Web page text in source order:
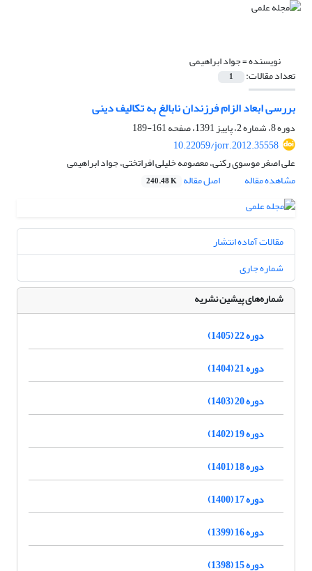
نویسنده =جواد ابراهیمی
تعداد مقالات: 1
بررسی ابعاد الزام فرزندان نابالغ به تکالیف دینی
دوره 8، شماره 2، پاییز 1391، صفحه
161-189
10.22059/jorr.2012.35558
علی اصغر موسوی رکنی، معصومه خلیلی افراتختی، جواد ابراهیمی
مشاهده مقاله
اصل مقاله 240.48 K
مقالات آماده انتشار
شماره جاری
شماره‌های پیشین نشریه
دوره 22 (1405)
دوره 21 (1404)
دوره 20 (1403)
دوره 19 (1402)
دوره 18 (1401)
دوره 17 (1400)
دوره 16 (1399)
دوره 15 (1398)